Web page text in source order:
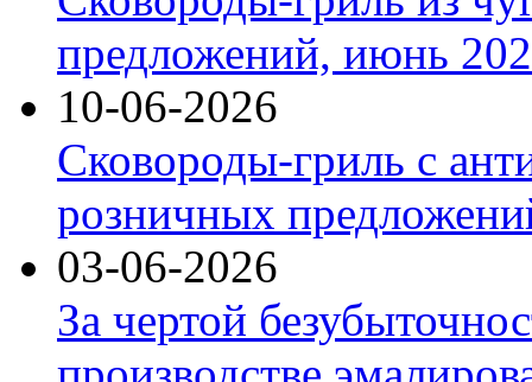
предложений, июнь
10-06-2026
Сковороды-гриль с
розничных
03-06-2026
За чертой